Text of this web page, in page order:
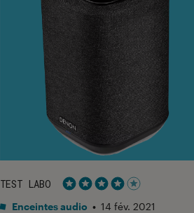
TEST LABO
Noté 4 étoiles sur 5
Enceintes audio • 14 fév. 2021